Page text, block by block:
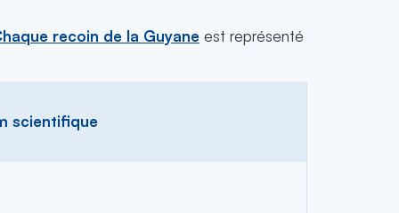
recoin de la Guyane est représenté
scientifique